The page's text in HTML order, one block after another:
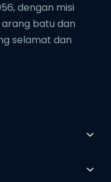
dengan misi
batu dan
selamat dan